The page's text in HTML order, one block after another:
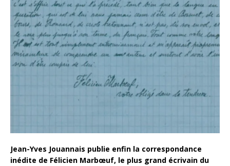
Jean-Yves Jouannais publie enfin la correspondance
inédite de Félicien Marbœuf, le plus grand écrivain du